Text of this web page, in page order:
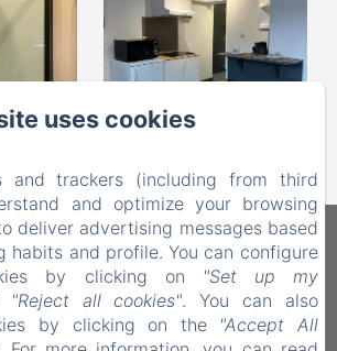
Nids De Nina
Fosses-la-Ville, 5070, Belgia
uses cookies
and trackers (including from third
and optimize your browsing
deliver advertising messages based
habits and profile. You can configure
by clicking on
"Set up my
"Reject all cookies". You can also
by clicking on the "Accept All